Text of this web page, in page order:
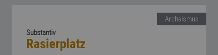
Archaismus
Substantiv
Rasierplatz